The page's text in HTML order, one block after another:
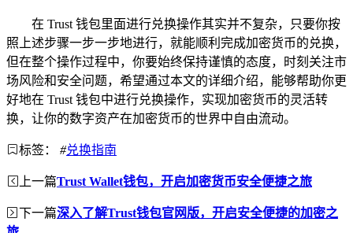
在 Trust 钱包里面进行兑换操作其实并不复杂，只要你按
照上述步骤一步一步地进行，就能顺利完成加密货币的兑换，
但在整个操作过程中，你要始终保持谨慎的态度，时刻关注市
场风险和安全问题，希望通过本文的详细介绍，能够帮助你更
好地在 Trust 钱包中进行兑换操作，实现加密货币的灵活转
换，让你的数字资产在加密货币的世界中自由流动。
标签： #兑换指南
上一篇Trust Wallet钱包，开启加密货币安全便捷之旅
下一篇深入了解Trust钱包官网版，开启安全便捷的加密之